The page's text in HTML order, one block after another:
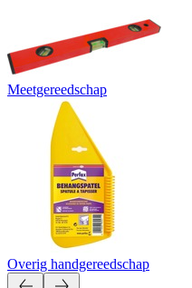
Meetgereedschap
Overig handgereedschap